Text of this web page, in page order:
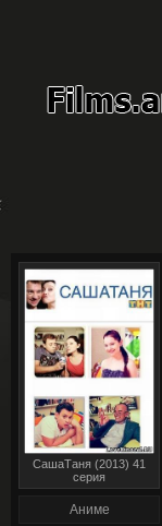
Аниме
СашаТаня (2013) 41
серия